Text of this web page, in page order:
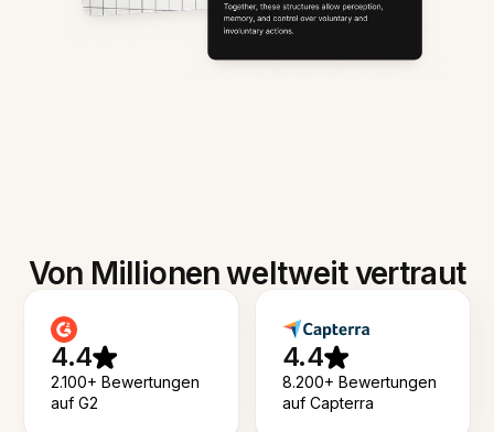
Von Millionen weltweit vertraut
4.4
2.100+ Bewertungen
auf G2
4.4
8.200+ Bewertungen
auf Capterra